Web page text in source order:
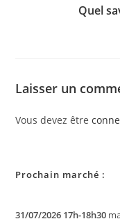
Quel
Laisser un
Vous devez être
Prochain marché :
31/07/2026 17h-18h30